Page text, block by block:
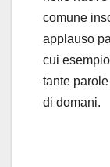
comune
applauso
cui
tante
di domani.